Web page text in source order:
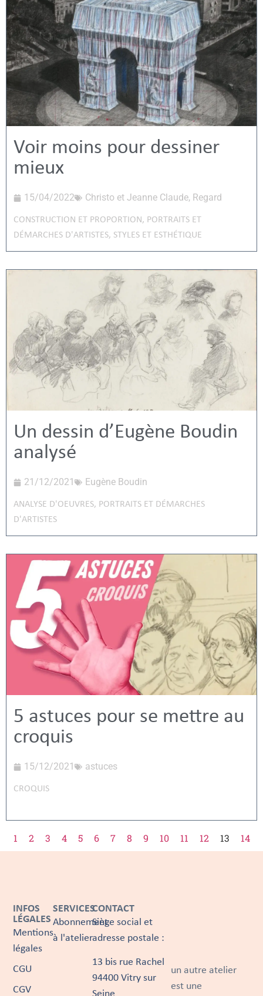
Voir moins pour dessiner
mieux
15/04/2022 Christo et Jeanne Claude, Regard
CONSTRUCTION ET PROPORTION, PORTRAITS ET
DÉMARCHES D'ARTISTES, STYLES ET ESTHÉTIQUE
Un dessin d’Eugène Boudin
analysé
21/12/2021 Eugène Boudin
ANALYSE D'OEUVRES, PORTRAITS ET DÉMARCHES
D'ARTISTES
5 astuces pour se mettre au
croquis
15/12/2021 astuces
CROQUIS
1 2 3 4 5 6 7 8 9 10 11 12 13 14
un autre atelier
est une
SERVICES
Abonnement
à l'atelier
INFOS
LÉGALES
Mentions
légales
CGU
CGV
CONTACT
Siège social et
adresse postale :
13 bis rue Rachel
94400 Vitry sur